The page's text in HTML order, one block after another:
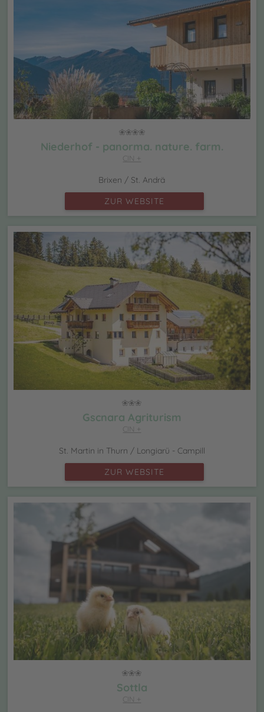
Niederhof - panorma. nature. farm.
CIN +
Brixen / St. Andrä
ZUR WEBSITE
Gscnara Agriturism
CIN +
St. Martin in Thurn / Longiarü - Campill
ZUR WEBSITE
Sottla
CIN +